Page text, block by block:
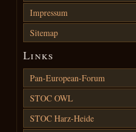
Impressum
Sitemap
Links
Pan-European-Forum
STOC OWL
STOC Harz-Heide